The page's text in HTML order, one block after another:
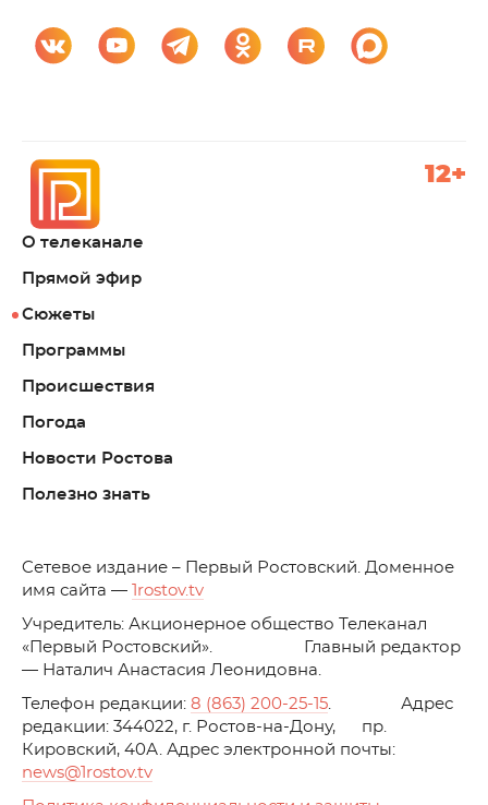
О телеканале
Прямой эфир
Сюжеты
Программы
Происшествия
Погода
Новости Ростова
Полезно знать
12+
Cетевое издание – Первый Ростовский. Доменное
имя сайта —
1rostov.tv
Учредитель: Акционерное общество Телеканал
«Первый Ростовский». Главный редактор
— Наталич Анастасия Леонидовна.
Телефон редакции: 8 (863) 200-25-15. Адрес
редакции: 344022, г. Ростов-на-Дону, пр.
Кировский, 40А. Адрес электронной почты:
news@1rostov.tv